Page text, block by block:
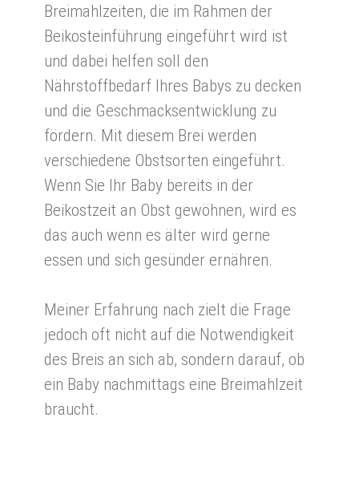
Breimahlzeiten, die im Rahmen der
Beikosteinführung eingeführt wird ist
und dabei helfen soll den
Nährstoffbedarf Ihres Babys zu decken
und die Geschmacksentwicklung zu
fördern. Mit diesem Brei werden
verschiedene Obstsorten eingeführt.
Wenn Sie Ihr Baby bereits in der
Beikostzeit an Obst gewöhnen, wird es
das auch wenn es älter wird gerne
essen und sich gesünder ernähren.
Meiner Erfahrung nach zielt die Frage
jedoch oft nicht auf die Notwendigkeit
des Breis an sich ab, sondern darauf, ob
ein Baby nachmittags eine Breimahlzeit
braucht.